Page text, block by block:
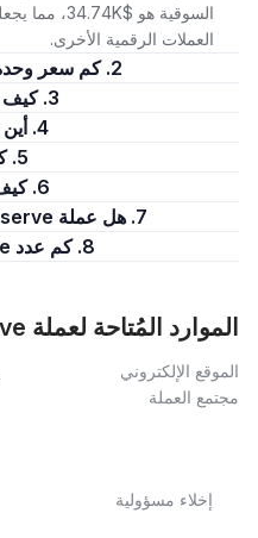
العملات الرقمية الأخرى.
2. كم سعر وحدة واحدة من Gold Reserve؟
3. كيف تستثمر في Gold Reserve؟
4. أين يمكن شراء Gold Reserve؟
5. كيف تشتري Gold Reserve؟
6. كيف يمكنك بيع Gold Reserve؟
7. هل عملة Gold Reserve تمثل استثمارًا جيدًا؟
8. كم عدد Gold Reserve المتوفر حاليًا؟
الموارد المُتاحة لعملة Gold Reserve
الموقع الإلكتروني
مجتمع العملة
إخلاء مسؤولية